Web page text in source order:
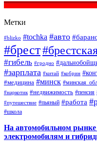
Метки
#blizko #tochka #авто
#брест
#гибель #гродно
#зарплата #китай #кобрин
#медицина #минск
#наркотик #недвижимость #пенсия
#путешествие #пьяный #работа
#школа
На автомобильном рынке
электромобилям и